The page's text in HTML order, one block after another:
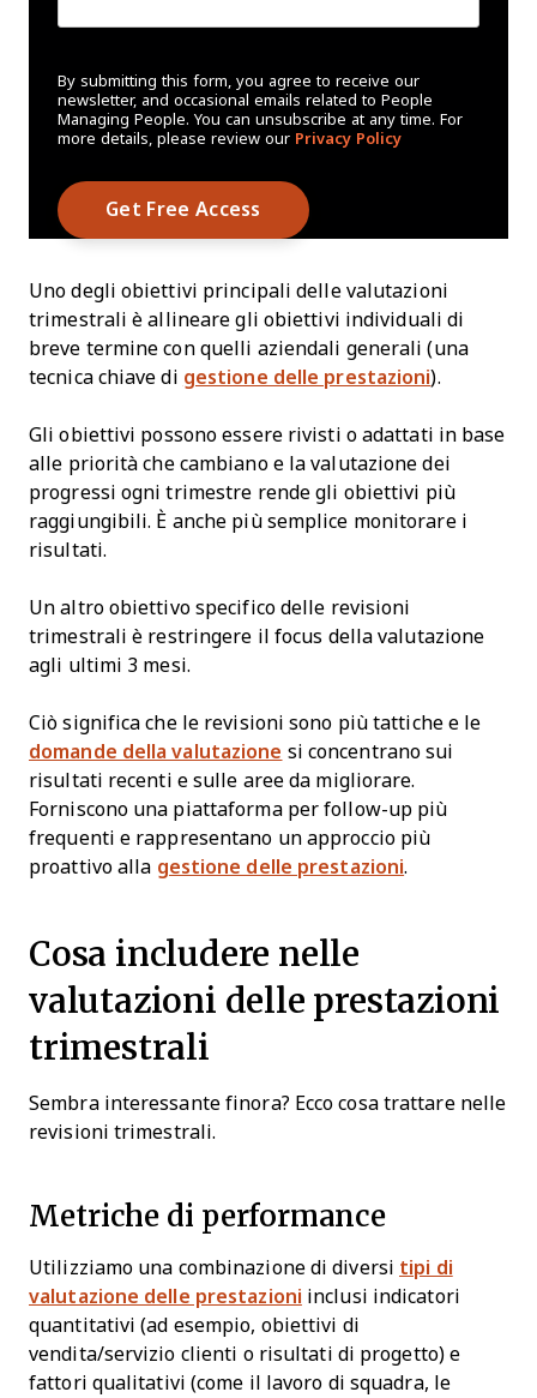
By submitting this form, you agree to receive our
newsletter, and occasional emails related to People
Managing People. You can unsubscribe at any time. For
more details, please review our Privacy Policy
Uno degli obiettivi principali delle valutazioni
trimestrali è allineare gli obiettivi individuali di
breve termine con quelli aziendali generali (una
tecnica chiave di gestione delle prestazioni).
Gli obiettivi possono essere rivisti o adattati in base
alle priorità che cambiano e la valutazione dei
progressi ogni trimestre rende gli obiettivi più
raggiungibili. È anche più semplice monitorare i
risultati.
Un altro obiettivo specifico delle revisioni
trimestrali è restringere il focus della valutazione
agli ultimi 3 mesi.
Ciò significa che le revisioni sono più tattiche e le
domande della valutazione si concentrano sui
risultati recenti e sulle aree da migliorare.
Forniscono una piattaforma per follow-up più
frequenti e rappresentano un approccio più
proattivo alla gestione delle prestazioni.
Cosa includere nelle
valutazioni delle prestazioni
trimestrali
Sembra interessante finora? Ecco cosa trattare nelle
revisioni trimestrali.
Metriche di performance
Utilizziamo una combinazione di diversi tipi di
valutazione delle prestazioni inclusi indicatori
quantitativi (ad esempio, obiettivi di
vendita/servizio clienti o risultati di progetto) e
fattori qualitativi (come il lavoro di squadra, le